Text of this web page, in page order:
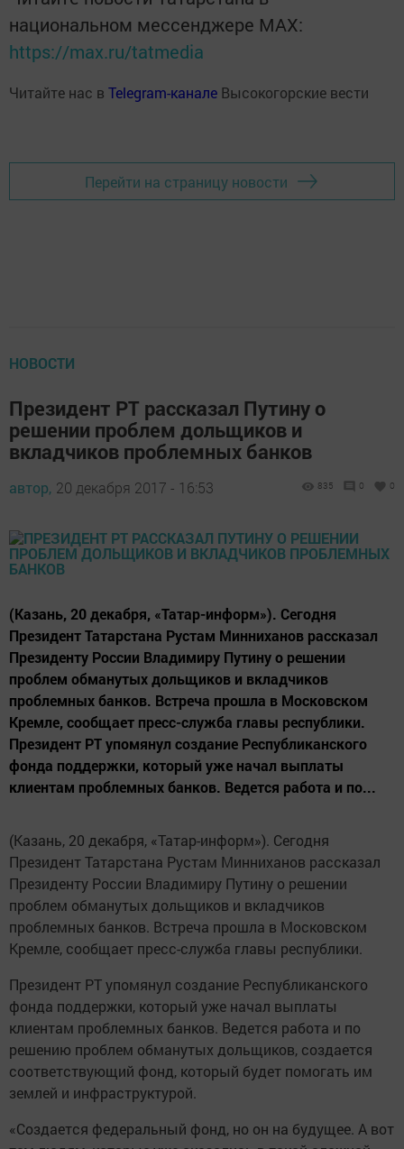
национальном мессенджере MАХ:
https://max.ru/tatmedia
Читайте нас в Telegram-канале Высокогорские вести
Перейти на страницу новости
НОВОСТИ
Президент РТ рассказал Путину о
решении проблем дольщиков и
вкладчиков проблемных банков
автор, 20 декабря 2017 - 16:53 835 0 0
(Казань, 20 декабря, «Татар-информ»). Сегодня
Президент Татарстана Рустам Минниханов рассказал
Президенту России Владимиру Путину о решении
проблем обманутых дольщиков и вкладчиков
проблемных банков. Встреча прошла в Московском
Кремле, сообщает пресс-служба главы республики.
Президент РТ упомянул создание Республиканского
фонда поддержки, который уже начал выплаты
клиентам проблемных банков. Ведется работа и по...
(Казань, 20 декабря, «Татар-информ»). Сегодня
Президент Татарстана Рустам Минниханов рассказал
Президенту России Владимиру Путину о решении
проблем обманутых дольщиков и вкладчиков
проблемных банков. Встреча прошла в Московском
Кремле, сообщает пресс-служба главы республики.
Президент РТ упомянул создание Республиканского
фонда поддержки, который уже начал выплаты
клиентам проблемных банков. Ведется работа и по
решению проблем обманутых дольщиков, создается
соответствующий фонд, который будет помогать им
землей и инфраструктурой.
«Создается федеральный фонд, но он на будущее. А вот